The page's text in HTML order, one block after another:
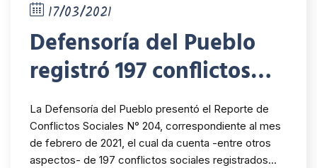
17/03/2021
Defensoría del Pueblo
registró 197 conflictos
sociales al mes de
febrero 2021
La Defensoría del Pueblo presentó el Reporte de
Conflictos Sociales N° 204, correspondiente al mes
de febrero de 2021, el cual da cuenta -entre otros
aspectos- de 197 conflictos sociales registrados…